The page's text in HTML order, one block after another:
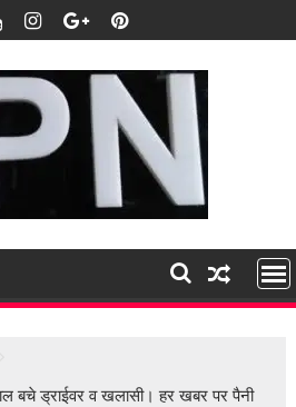
बचे ड्राईवर व खलासी। हर खबर पर पैनी